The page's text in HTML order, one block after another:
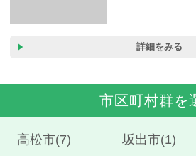
詳細をみる
市区町村群を
高松市(7) 坂出市(1)